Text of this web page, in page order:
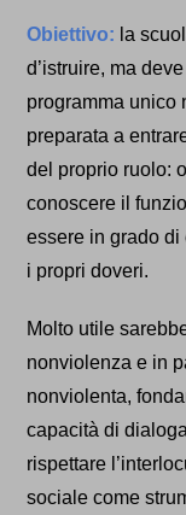
Obiettivo: la
d’istruire, ma
programma unico
preparata a
del proprio ruolo:
conoscere il
essere in grado
i propri doveri.
Molto utile
nonviolenza e in
nonviolenta,
capacità di
rispettare
sociale come